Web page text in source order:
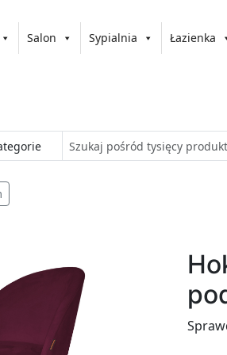
Salon Sypialnia Łazienka